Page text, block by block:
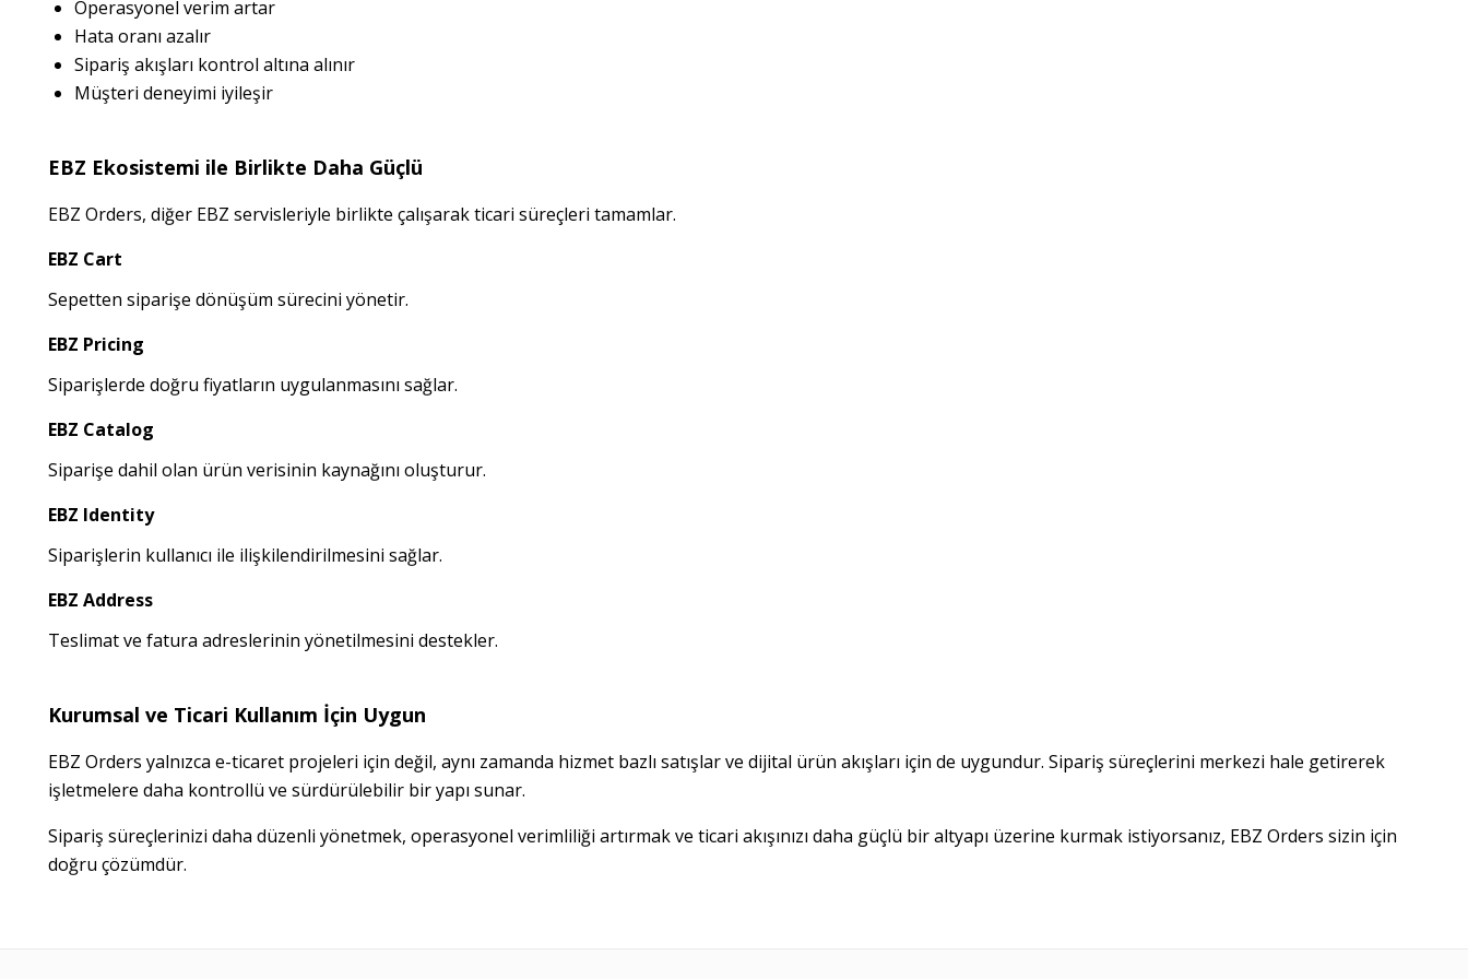
Operasyonel verim artar
Hata oranı azalır
Sipariş akışları kontrol altına alınır
Müşteri deneyimi iyileşir
EBZ Ekosistemi ile Birlikte Daha Güçlü
EBZ Orders, diğer EBZ servisleriyle birlikte çalışarak ticari süreçleri tamamlar.
EBZ Cart
Sepetten siparişe dönüşüm sürecini yönetir.
EBZ Pricing
Siparişlerde doğru fiyatların uygulanmasını sağlar.
EBZ Catalog
Siparişe dahil olan ürün verisinin kaynağını oluşturur.
EBZ Identity
Siparişlerin kullanıcı ile ilişkilendirilmesini sağlar.
EBZ Address
Teslimat ve fatura adreslerinin yönetilmesini destekler.
Kurumsal ve Ticari Kullanım İçin Uygun
EBZ Orders yalnızca e-ticaret projeleri için değil, aynı zamanda hizmet bazlı satışlar ve dijital ürün akışları için de uygundur. Sipariş süreçlerini merkezi hale getirerek
işletmelere daha kontrollü ve sürdürülebilir bir yapı sunar.
Sipariş süreçlerinizi daha düzenli yönetmek, operasyonel verimliliği artırmak ve ticari akışınızı daha güçlü bir altyapı üzerine kurmak istiyorsanız, EBZ Orders sizin için
doğru çözümdür.